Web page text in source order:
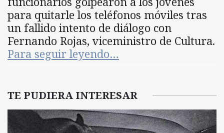
para quitarle los teléfonos móviles tras
un fallido intento de diálogo con
Fernando Rojas, viceministro de Cultura.
Para seguir leyendo…
TE PUDIERA INTERESAR